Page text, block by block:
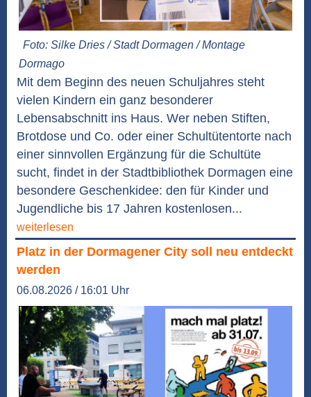
Foto: Silke Dries / Stadt Dormagen / Montage
Dormago
Mit dem Beginn des neuen Schuljahres steht
vielen Kindern ein ganz besonderer
Lebensabschnitt ins Haus. Wer neben Stiften,
Brotdose und Co. oder einer Schultütentorte nach
einer sinnvollen Ergänzung für die Schultüte
sucht, findet in der Stadtbibliothek Dormagen eine
besondere Geschenkidee: den für Kinder und
Jugendliche bis 17 Jahren kostenlosen...
weiterlesen
Platz in der Dormagener City soll neu entdeckt
werden
06.08.2026 / 16:01 Uhr